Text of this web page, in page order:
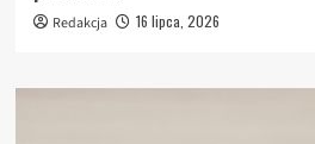
Redakcja 16 lipca, 2026